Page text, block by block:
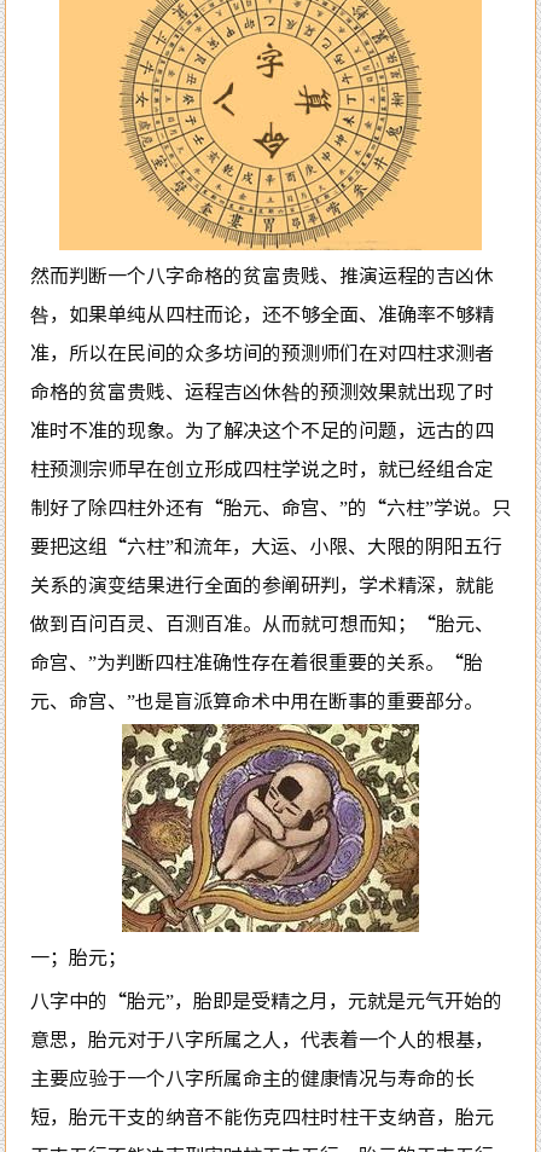
然而判断一个八字命格的贫富贵贱、推演运程的吉凶休
咎，如果单纯从四柱而论，还不够全面、准确率不够精
准，所以在民间的众多坊间的预测师们在对四柱求测者
命格的贫富贵贱、运程吉凶休咎的预测效果就出现了时
准时不准的现象。为了解决这个不足的问题，远古的四
柱预测宗师早在创立形成四柱学说之时，就已经组合定
制好了除四柱外还有“胎元、命宫、”的“六柱”学说。只
要把这组“六柱”和流年，大运、小限、大限的阴阳五行
关系的演变结果进行全面的参阐研判，学术精深，就能
做到百问百灵、百测百准。从而就可想而知；“胎元、
命宫、”为判断四柱准确性存在着很重要的关系。“胎
元、命宫、”也是盲派算命术中用在断事的重要部分。
一；胎元；
八字中的“胎元”，胎即是受精之月，元就是元气开始的
意思，胎元对于八字所属之人，代表着一个人的根基，
主要应验于一个八字所属命主的健康情况与寿命的长
短，胎元干支的纳音不能伤克四柱时柱干支纳音，胎元